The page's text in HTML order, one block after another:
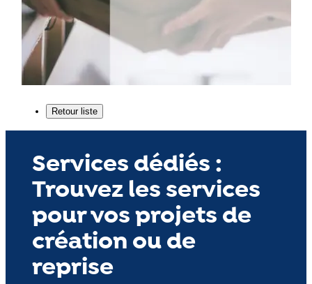
Services dédiés :
Trouvez les services
pour vos projets de
création ou de
reprise